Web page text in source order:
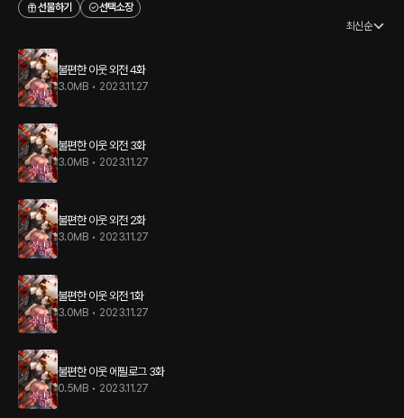
선물하기
선택소장
최신순
불편한 이웃 외전 4화
3.0MB • 2023.11.27
불편한 이웃 외전 3화
3.0MB • 2023.11.27
불편한 이웃 외전 2화
3.0MB • 2023.11.27
불편한 이웃 외전 1화
3.0MB • 2023.11.27
불편한 이웃 에필로그 3화
0.5MB • 2023.11.27